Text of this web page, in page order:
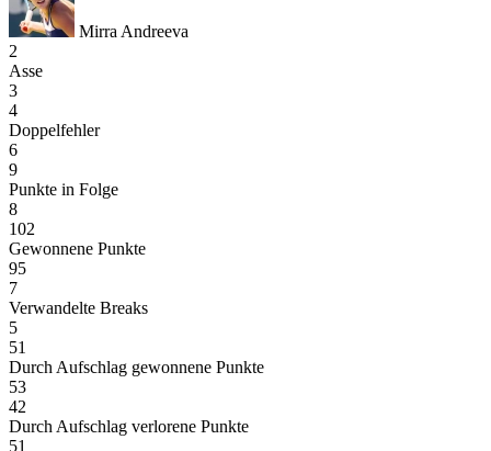
Mirra Andreeva
2
Asse
3
4
Doppelfehler
6
9
Punkte in Folge
8
102
Gewonnene Punkte
95
7
Verwandelte Breaks
5
51
Durch Aufschlag gewonnene Punkte
53
42
Durch Aufschlag verlorene Punkte
51